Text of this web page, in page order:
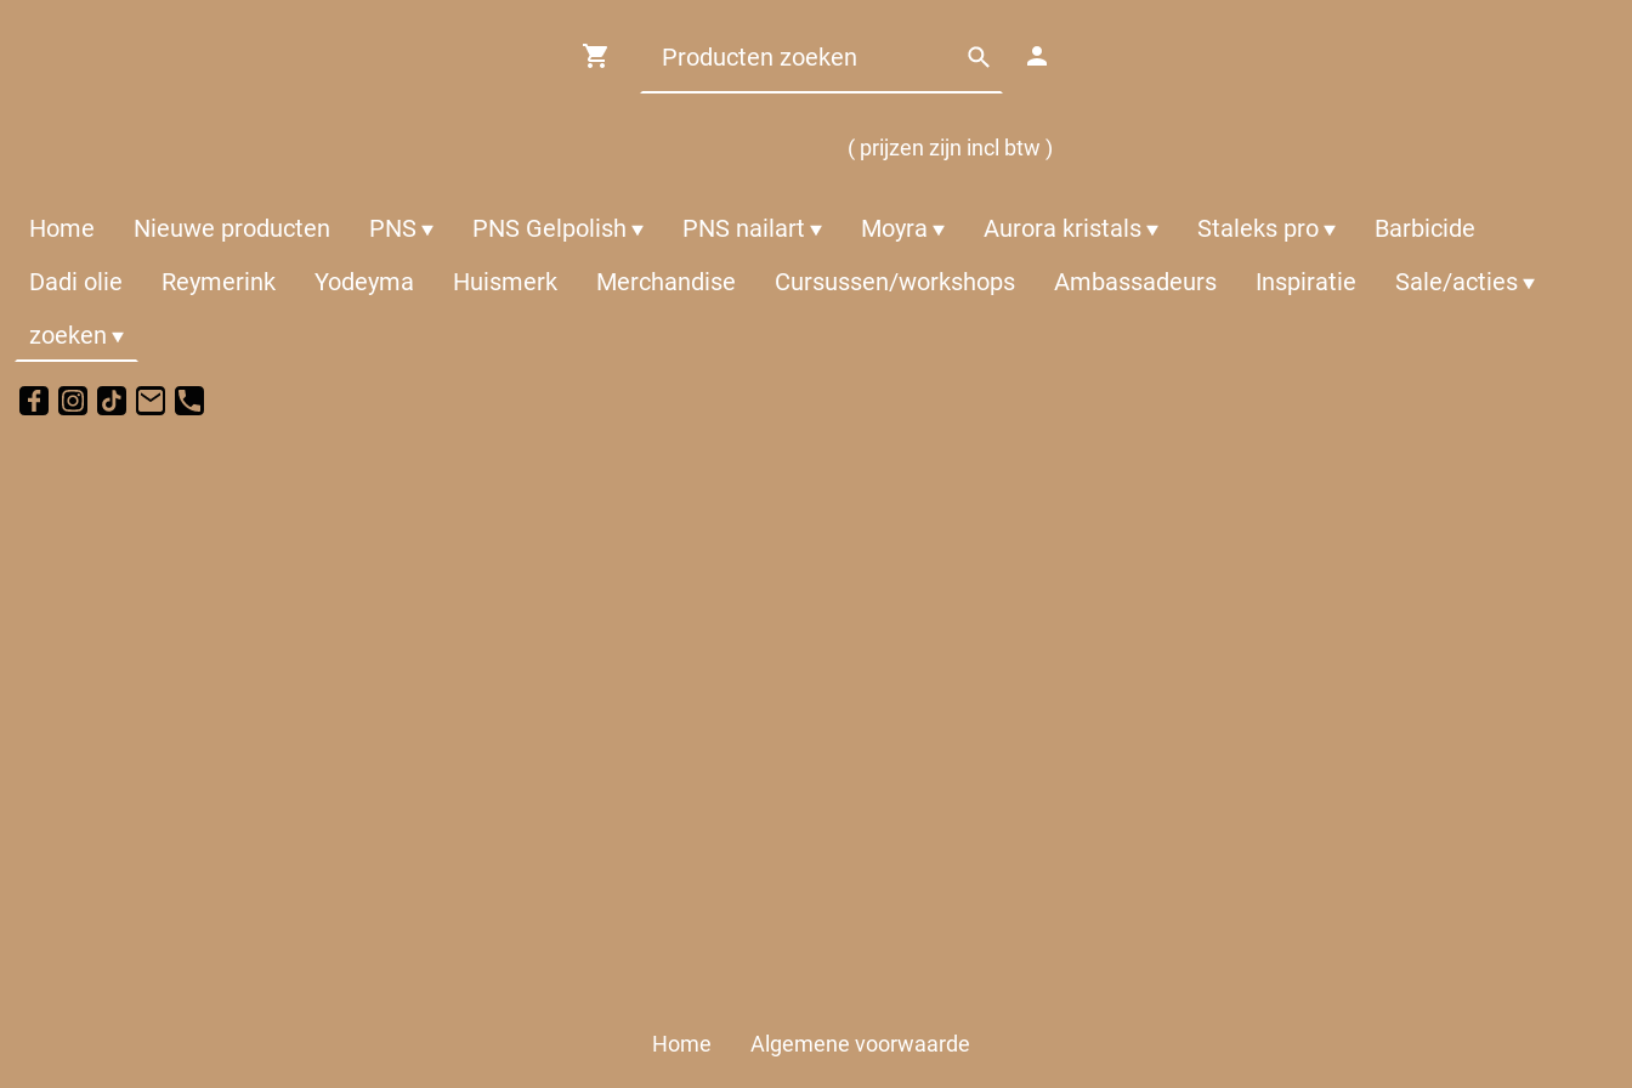
( prijzen zijn incl btw )
Home Nieuwe producten PNS PNS Gelpolish PNS nailart Moyra Aurora kristals Staleks pro
Barbicide
Dadi olie
Reymerink Yodeyma Huismerk Merchandise Cursussen/workshops Ambassadeurs Inspiratie
Sale/acties
zoeken
Home Algemene voorwaarde